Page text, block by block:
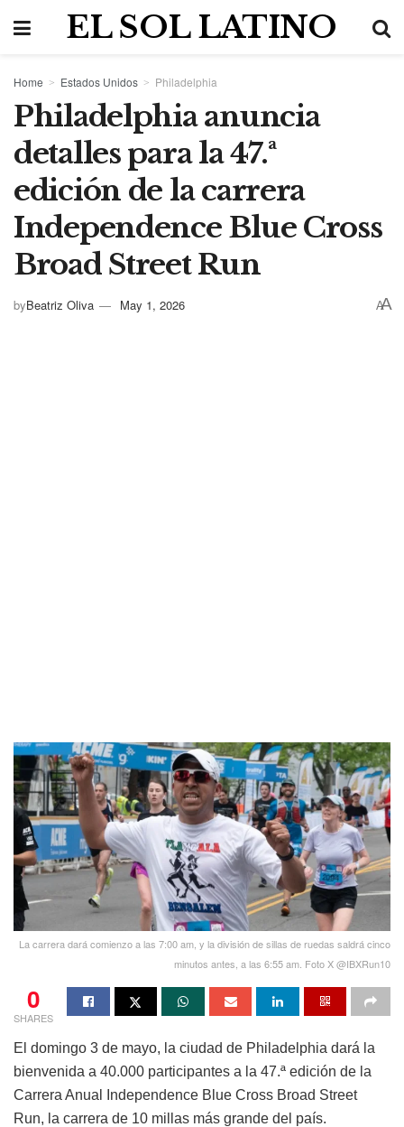
EL SOL LATINO
Home Estados Unidos Philadelphia
Philadelphia anuncia
detalles para la 47.ª
edición de la carrera
Independence Blue Cross
Broad Street Run
byBeatriz Oliva May 1, 2026 AA
La carrera dará comienzo a las 7:00 am, y la división de sillas de ruedas saldrá cinco
minutos antes, a las 6:55 am. Foto X @IBXRun10
0
SHARES
El domingo 3 de mayo, la ciudad de Philadelphia dará la
bienvenida a 40.000 participantes a la 47.ª edición de la
Carrera Anual Independence Blue Cross Broad Street
Run, la carrera de 10 millas más grande del país.